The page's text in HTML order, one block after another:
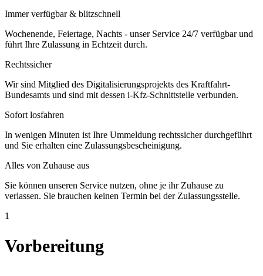
Immer verfügbar & blitzschnell
Wochenende, Feiertage, Nachts - unser Service 24/7 verfügbar und
führt Ihre Zulassung in Echtzeit durch.
Rechtssicher
Wir sind Mitglied des Digitalisierungsprojekts des Kraftfahrt-
Bundesamts und sind mit dessen i-Kfz-Schnittstelle verbunden.
Sofort losfahren
In wenigen Minuten ist Ihre Ummeldung rechtssicher durchgeführt
und Sie erhalten eine Zulassungsbescheinigung.
Alles von Zuhause aus
Sie können unseren Service nutzen, ohne je ihr Zuhause zu
verlassen. Sie brauchen keinen Termin bei der Zulassungsstelle.
1
Vorbereitung